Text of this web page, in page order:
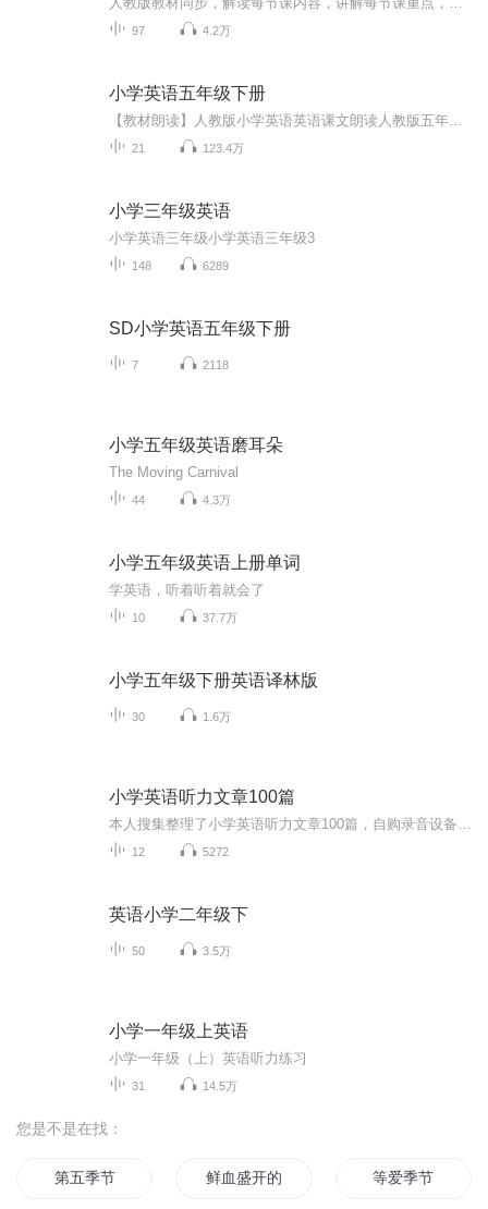
97 4.2万
小学英语五年级下册
21 123.4万
小学三年级英语
小学英语三年级小学英语三年级3
148 6289
SD小学英语五年级下册
7 2118
小学五年级英语磨耳朵
The Moving Carnival
44 4.3万
小学五年级英语上册单词
学英语，听着听着就会了
10 37.7万
小学五年级下册英语译林版
30 1.6万
小学英语听力文章100篇
12 5272
英语小学二年级下
50 3.5万
小学一年级上英语
小学一年级（上）英语听力练习
31 14.5万
您是不是在找：
第五季节 鲜血盛开的季节 等爱季节